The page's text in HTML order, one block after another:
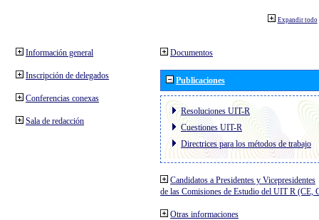
Expandir todo
Información general
Inscripción de delegados
Conferencias conexas
Sala de redacción
Documentos
Publicaciones
Resoluciones UIT-R
Cuestiones UIT-R
Directrices para los métodos de trabajo
Candidatos a Presidentes y Vicepresidentes
de las Comisiones de Estudio del UIT R (CE,
Otras informaciones